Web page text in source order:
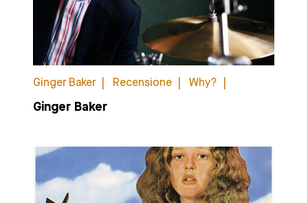
Ginger Baker Recensione Why?
Ginger Baker